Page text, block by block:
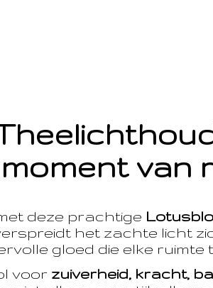
van
deze prachtige
het zachte licht
gloed die elke ruimte
voor zuiverheid, kracht,